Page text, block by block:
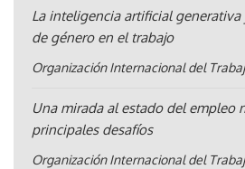
La inteligencia artificial generativa
de género en el trabajo
Organización Internacional del
Una mirada al estado del empleo
principales desafíos
Organización Internacional del